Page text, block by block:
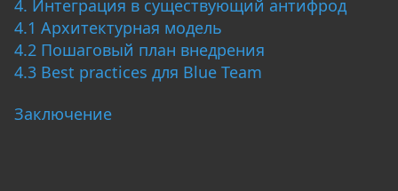
4. Интеграция в существующий антифрод
4.1 Архитектурная модель
4.2 Пошаговый план внедрения
4.3 Best practices для Blue Team
Заключение